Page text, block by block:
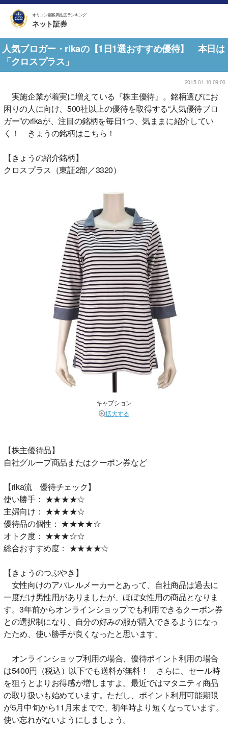
オリコン顧客満足度ランキング
ネット証券
人気ブロガー・rikaの【1日1選おすすめ優待】 本日は
「クロスプラス」
2015-01-10 09:00
実施企業が着実に増えている『株主優待』。銘柄選びにお
困りの人に向け、500社以上の優待を取得する“人気優待ブロ
ガー”のrikaが、注目の銘柄を毎日1つ、気ままに紹介してい
く！ きょうの銘柄はこちら！
【きょうの紹介銘柄】
クロスプラス（東証2部／3320）
キャプション
拡大する
【株主優待品】
自社グループ商品またはクーポン券など
【rika流 優待チェック】
使い勝手： ★★★★☆
主婦向け： ★★★★☆
優待品の個性： ★★★★☆
オトク度： ★★★☆☆
総合おすすめ度： ★★★★☆
【きょうのつぶやき】
女性向けのアパレルメーカーとあって、自社商品は過去に
一度だけ男性用がありましたが、ほぼ女性用の商品となりま
す。3年前からオンラインショップでも利用できるクーポン券
との選択制になり、自分の好みの服が購入できるようになっ
たため、使い勝手が良くなったと思います。
オンラインショップ利用の場合、優待ポイント利用の場合
は5400円（税込）以下でも送料が無料！ さらに、セール時
を狙うとよりお得感が増しますよ。最近ではマタニティ商品
の取り扱いも始めています。ただし、ポイント利用可能期限
が5月中旬から11月末までで、初年時より短くなっています。
使い忘れがないようにしましょう。